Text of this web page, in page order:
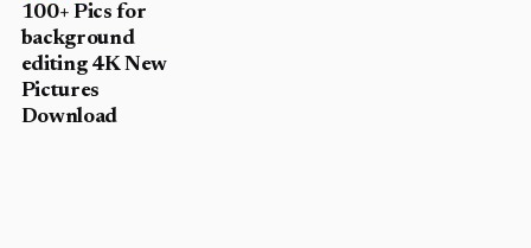
100+ Pics for
background
editing 4K New
Pictures
Download